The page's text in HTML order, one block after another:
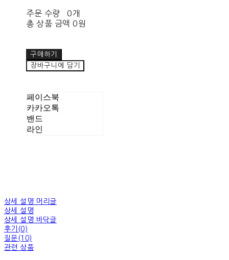
주문 수량
0개
총 상품 금액 0원
구매하기
장바구니에 담기
페이스북
카카오톡
밴드
라인
상세 설명 머리글
상세 설명
상세 설명 바닥글
후기(0)
질문(10)
관련 상품